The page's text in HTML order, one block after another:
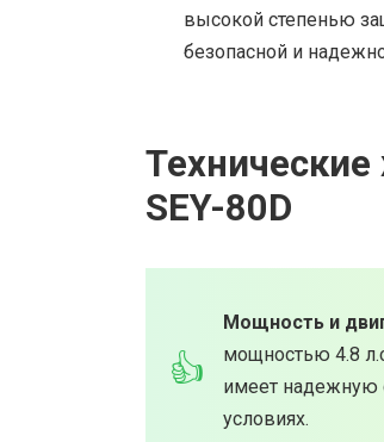
высокой степенью
безопасной и
SEY-80D
Мощность и
мощностью 4.8
имеет надежную
условиях.